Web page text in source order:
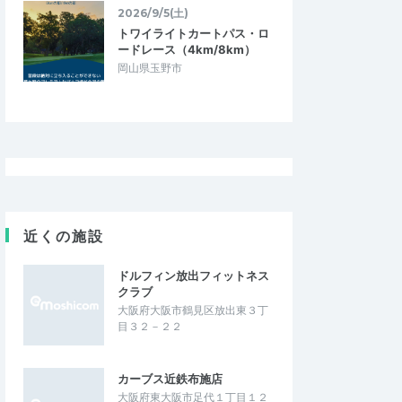
2026/9/5(土)
トワイライトカートパス・ロ
ードレース（4km/8km）
岡山県玉野市
近くの施設
ドルフィン放出フィットネス
クラブ
大阪府大阪市鶴見区放出東３丁
目３２－２２
カーブス近鉄布施店
大阪府東大阪市足代１丁目１２